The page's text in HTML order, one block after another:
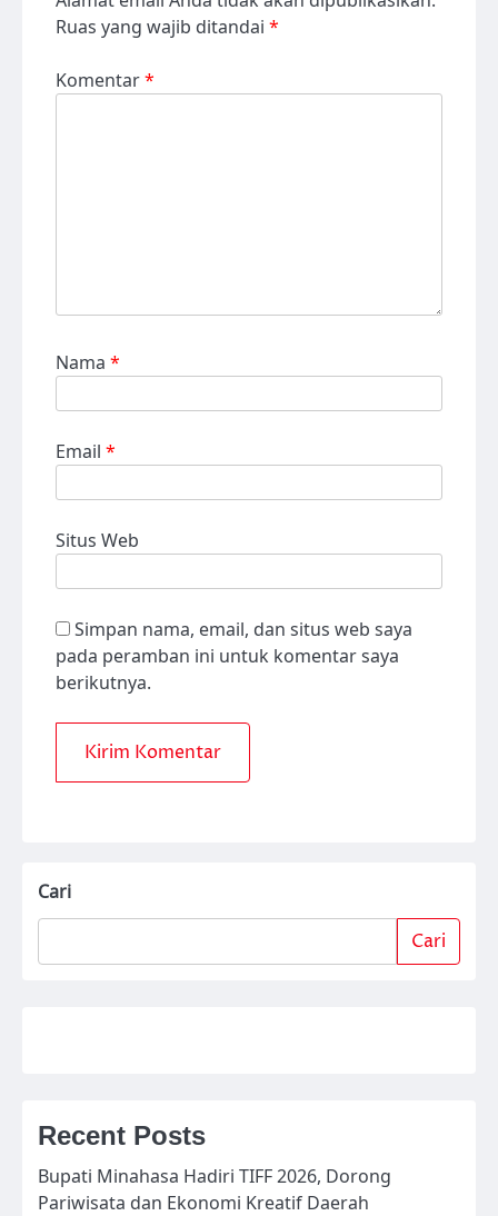
Ruas yang wajib ditandai *
Komentar*
Nama *
Email *
Situs Web
Simpan nama, email, dan situs web saya
pada peramban ini untuk komentar saya
berikutnya.
Cari
Cari
Recent Posts
Bupati Minahasa Hadiri TIFF 2026, Dorong
Pariwisata dan Ekonomi Kreatif Daerah